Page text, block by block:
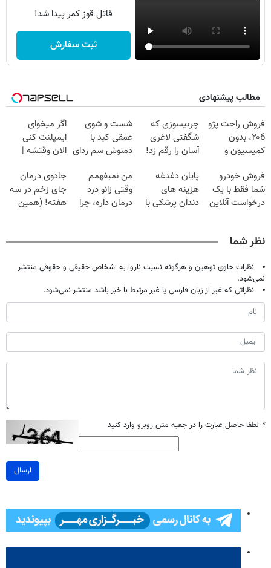
قاتل قوز کمر پیدا شد!
ثبت سفارش
مطالب پیشنهادی
فروش راحت پژو
۲۰6، بدون
کمیسیون و
چربیسوزی که
شگفتی لاغری
آسان را رقم زد!
شست و شوی
عمقی کبد با
دمنوش سم زدای
اگر میخوای
ایمپلنت کنی
الان وقتشه |
میلیون تومان!!!
فروش خودرو
شما فقط با یک
درخواست آنلاین
پایان دغدغه
هزینه های
دندان پزشکی با
من نمیفهمم
وقتی زانو درد
درمان داره، چرا
جادوی درمان
جای زخم در سه
هفته! (همین
نظر شما
نظرات حاوی توهین و هرگونه نسبت ناروا به اشخاص حقیقی و حقوقی منتشر
نمی‌شود.
نظراتی که غیر از زبان فارسی یا غیر مرتبط با خبر باشد منتشر نمی‌شود.
* لطفا حاصل عبارت را در جعبه متن روبرو وارد کنید
ارسال